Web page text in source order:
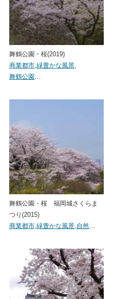
舞鶴公園・桜(2019)
商業都市,緑豊かな風景,
舞鶴公園 …
舞鶴公園・桜 福岡城さくらま
つり(2015)
商業都市,緑豊かな風景,自然…